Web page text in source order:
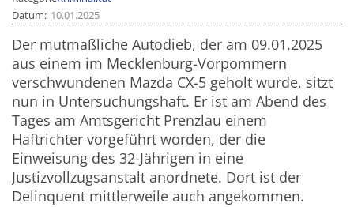
Datum 10.01.2025
Der mutmaßliche Autodieb, der am 09.01.2025
aus einem im Mecklenburg-Vorpommern
verschwundenen Mazda CX-5 geholt wurde, sitzt
nun in Untersuchungshaft. Er ist am Abend des
Tages am Amtsgericht Prenzlau einem
Haftrichter vorgeführt worden, der die
Einweisung des 32-Jährigen in eine
Justizvollzugsanstalt anordnete. Dort ist der
Delinquent mittlerweile auch angekommen.